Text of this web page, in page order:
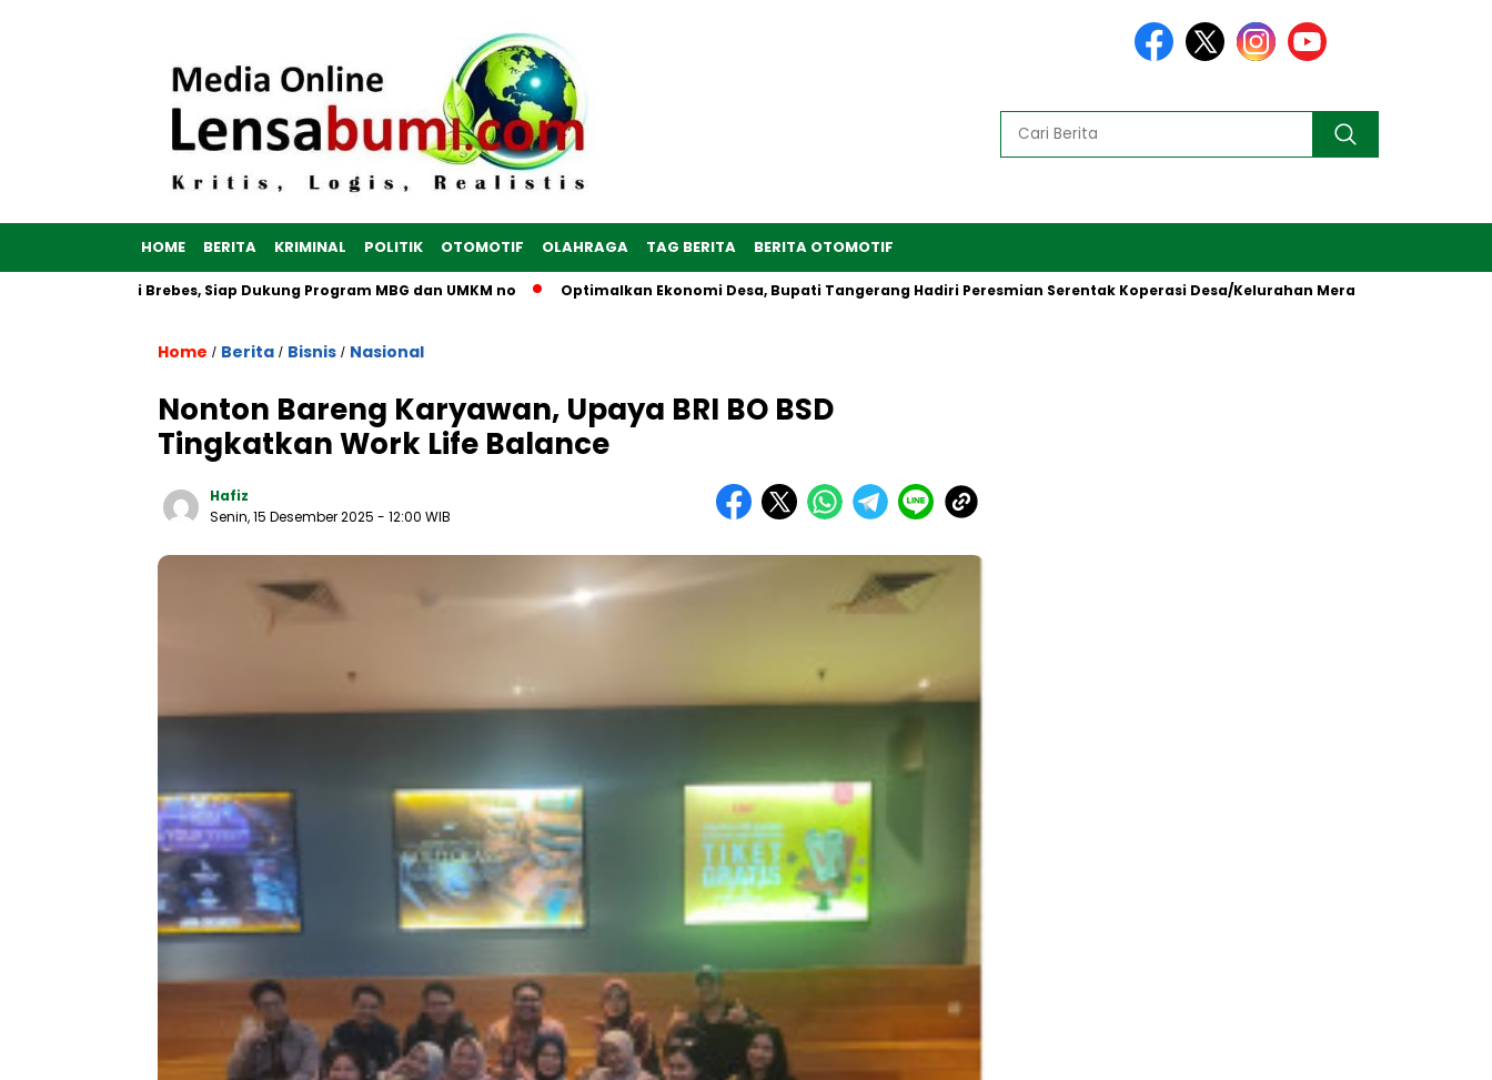
HOME BERITA KRIMINAL POLITIK OTOMOTIF OLAHRAGA TAG BERITA BERITA OTOMOTIF
di Brebes, Siap Dukung Program MBG dan UMKM no Optimalkan Ekonomi Desa, Bupati Tangerang Hadiri Peresmian Serentak Koperasi Desa/Kelurahan Merah Putih oleh Presiden RI
Home / Berita / Bisnis / Nasional
Nonton Bareng Karyawan, Upaya BRI BO BSD
Tingkatkan Work Life Balance
Hafiz
Senin, 15 Desember 2025 - 12:00 WIB